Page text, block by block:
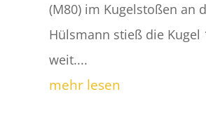
(M80) im Kugelstoßen an
Hülsmann stieß die Kugel
weit....
mehr lesen